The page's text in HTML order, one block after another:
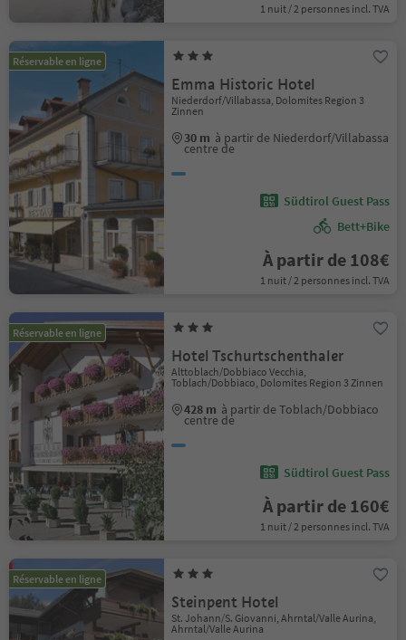
1 nuit / 2 personnes incl. TVA
Réservable en ligne
Emma Historic Hotel
Niederdorf/Villabassa, Dolomites Region 3
Zinnen
30 m à partir de Niederdorf/Villabassa
centre de
Südtirol Guest Pass
Bett+Bike
À partir de 108€
1 nuit / 2 personnes incl. TVA
Réservable en ligne
Hotel Tschurtschenthaler
Alttoblach/Dobbiaco Vecchia,
Toblach/Dobbiaco, Dolomites Region 3 Zinnen
428 m à partir de Toblach/Dobbiaco
centre de
Südtirol Guest Pass
À partir de 160€
1 nuit / 2 personnes incl. TVA
Réservable en ligne
Steinpent Hotel
St. Johann/S. Giovanni, Ahrntal/Valle Aurina,
Ahrntal/Valle Aurina